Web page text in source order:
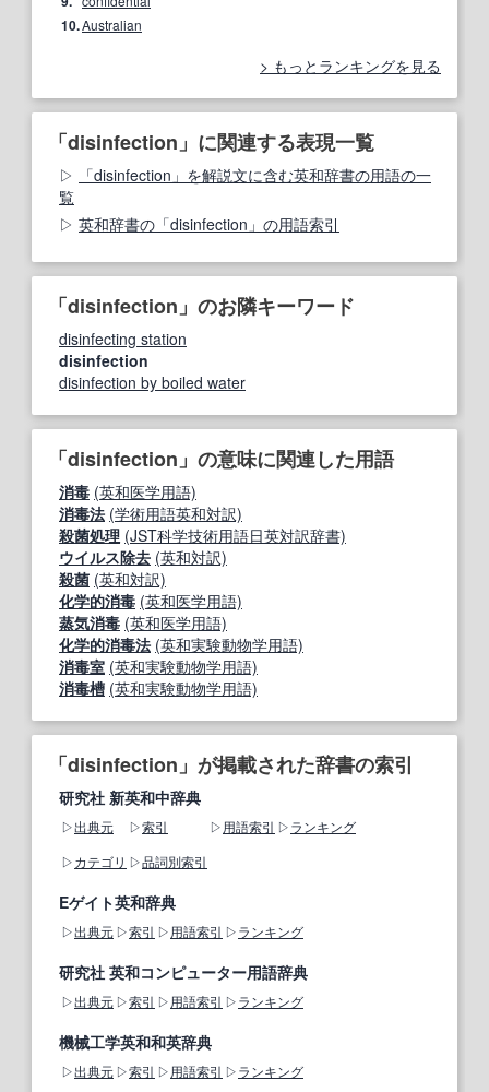
10.Australian
もっとランキングを見る
「disinfection」に関連する表現一覧
「disinfection」を解説文に含む英和辞書の用語の一
覧
英和辞書の「disinfection」の用語索引
「disinfection」のお隣キーワード
disinfecting station
disinfection
disinfection by boiled water
「disinfection」の意味に関連した用語
消毒 (英和医学用語)
消毒法 (学術用語英和対訳)
殺菌処理 (JST科学技術用語日英対訳辞書)
ウイルス除去 (英和対訳)
殺菌 (英和対訳)
化学的消毒 (英和医学用語)
蒸気消毒 (英和医学用語)
化学的消毒法 (英和実験動物学用語)
消毒室 (英和実験動物学用語)
消毒槽 (英和実験動物学用語)
「disinfection」が掲載された辞書の索引
研究社 新英和中辞典
出典元 索引 用語索引
ランキング
カテゴリ
品詞別索引
Eゲイト英和辞典
出典元 索引 用語索引 ランキング
研究社 英和コンピューター用語辞典
出典元 索引 用語索引 ランキング
機械工学英和和英辞典
出典元 索引 用語索引 ランキング